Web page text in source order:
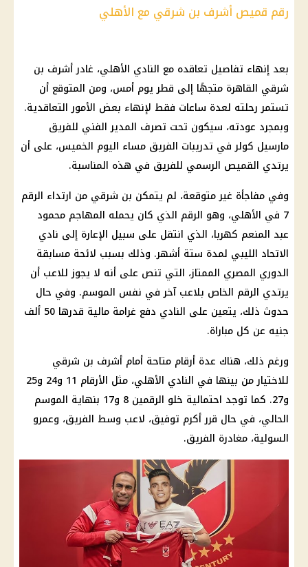
رقم قميص أشرف بن شرقي مع الأهلي
بعد إنهاء تفاصيل تعاقده مع النادي الأهلي، غادرأشرف بن
شرقي القاهرة متجهًا إلى قطريوم أمس، ومن المتوقع أن
تستمر رحلته لعدة ساعات فقط لإنهاء بعض الأمور التعاقدية.
وبمجرد عودته، سيكون تحت تصرف المدير الفني للفريق
مارسيل كولرفي تدريبات الفريق مساء اليوم الخميس، على أن
يرتدي القميص الرسمي للفريق في هذه المناسبة.
وفي مفاجأة غير متوقعة، لم يتمكن بن شرقي من ارتداء الرقم
7 في
الأهلي، وهو الرقم الذي كان يحمله المهاجم محمود
عبد المنعم كهربا، الذي انتقل على سبيل الإعارة إلى نادي
الاتحاد الليبي لمدة ستة أشهر. وذلك بسبب لائحة مسابقة
الدوري المصري الممتاز، التي تنص على أنه لا يجوز للاعب أن
يرتدي الرقم الخاص بلاعب آخر في نفس الموسم. وفي حال
حدوث ذلك، يتعين على النادي دفع غرامة مالية
قدرها 50 ألف
جنيه عن كل مباراة.
ورغم ذلك، هناك عدة أرقام متاحة أمام أشرف بن شرقي
للاختيار من بينها في النادي الأهلي
، مثل الأرقام 11 و24 و25
و27. كما توجد احتمالية خلو الرقمين 8 و17 بنهاية الموسم
الحالي، في حال قرر أكرم توفيق، لاعب وسط الفريق، وعمرو
السولية، مغادرة الفريق.